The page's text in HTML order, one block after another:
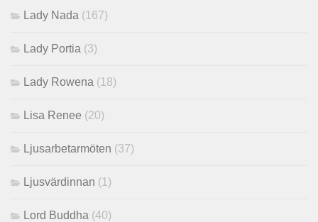
Lady Nada (167)
Lady Portia (3)
Lady Rowena (18)
Lisa Renee (20)
Ljusarbetarmöten (37)
Ljusvärdinnan (1)
Lord Buddha (40)